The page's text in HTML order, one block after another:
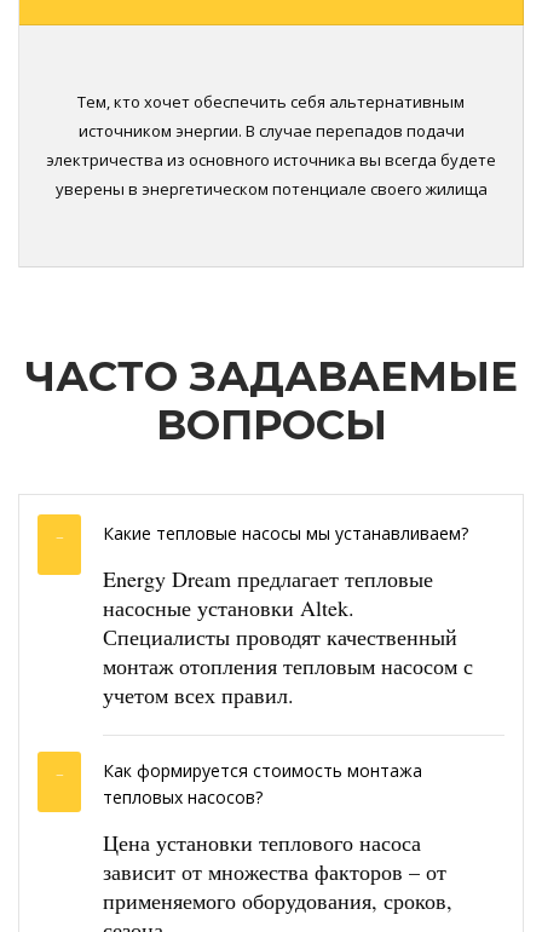
Тем, кто хочет обеспечить себя альтернативным
источником энергии. В случае перепадов подачи
электричества из основного источника вы всегда будете
уверены в энергетическом потенциале своего жилища
ЧАСТО ЗАДАВАЕМЫЕ
ВОПРОСЫ
Какие тепловые насосы мы устанавливаем?
Energy Dream предлагает тепловые
насосные установки Altek.
Специалисты проводят качественный
монтаж отопления тепловым насосом с
учетом всех правил.
Как формируется стоимость монтажа
тепловых насосов?
Цена установки теплового насоса
зависит от множества факторов – от
применяемого оборудования, сроков,